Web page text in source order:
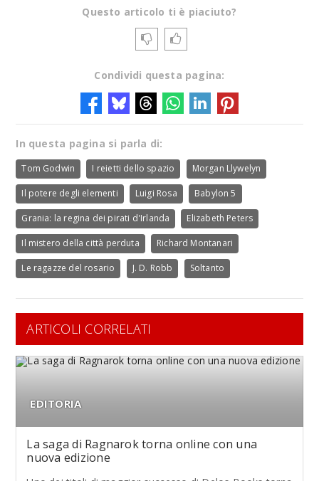
Questo articolo ti è piaciuto?
Condividi questa pagina:
In questa pagina si parla di:
Tom Godwin I reietti dello spazio Morgan Llywelyn
Il potere degli elementi Luigi Rosa Babylon 5
Grania: la regina dei pirati d'Irlanda Elizabeth Peters
Il mistero della città perduta Richard Montanari
Le ragazze del rosario J. D. Robb Soltanto
ARTICOLI CORRELATI
EDITORIA
La saga di Ragnarok torna online con una
nuova edizione